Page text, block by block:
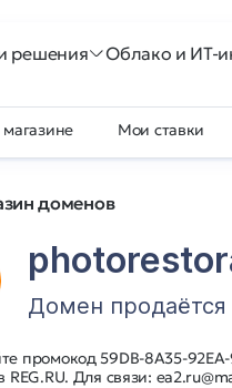
решения Облако и ИТ-
Мои ставки
доменов
Домен продаётся
промокод 59DB-8A35-
REG.RU. Для связи: